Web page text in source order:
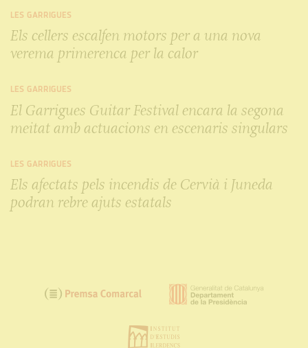
LES GARRIGUES
Els cellers escalfen motors per a una nova
verema primerenca per la calor
LES GARRIGUES
El Garrigues Guitar Festival encara la segona
meitat amb actuacions en escenaris singulars
LES GARRIGUES
Els afectats pels incendis de Cervià i Juneda
podran rebre ajuts estatals